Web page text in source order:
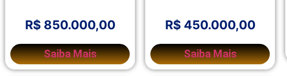
R$ 850.000,00
Saiba Mais
R$ 450.000,00
Saiba Mais